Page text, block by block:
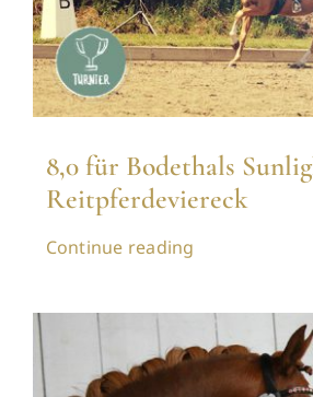
8,0 für Bodethals
Reitpferdeviereck
Continue reading